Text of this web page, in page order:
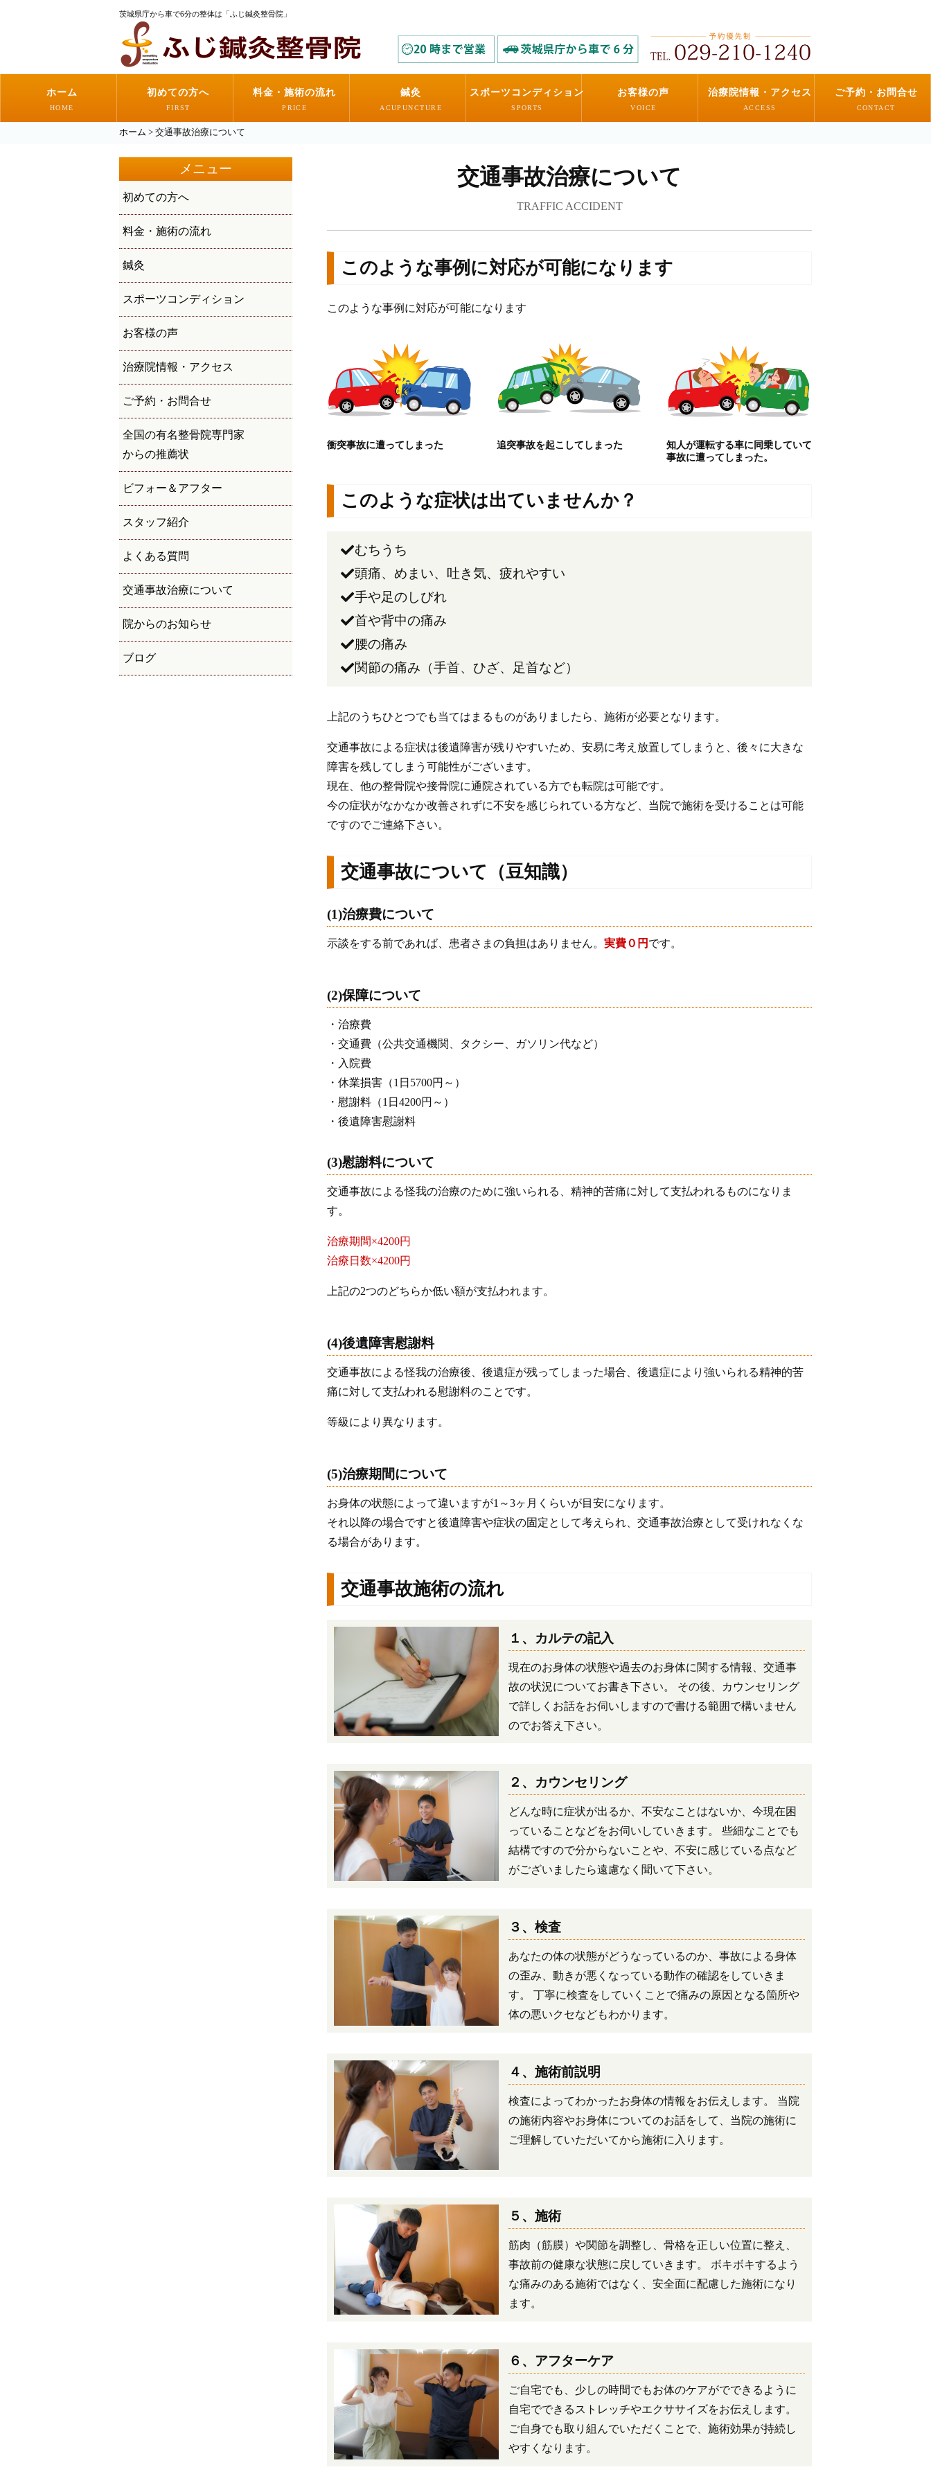
茨城県庁から車で6分の整体は「ふじ鍼灸整骨院」
ホーム
HOME
初めての方へ
FIRST
料金・施術の流れ
PRICE
鍼灸
ACUPUNCTURE
スポーツコンディション
SPORTS
お客様の声
VOICE
治療院情報・アクセス
ACCESS
ご予約・お問合せ
CONTACT
ホーム > 交通事故治療について
メニュー
初めての方へ
料金・施術の流れ
鍼灸
スポーツコンディション
お客様の声
治療院情報・アクセス
ご予約・お問合せ
全国の有名整骨院専門家
からの推薦状
ビフォー＆アフター
スタッフ紹介
よくある質問
交通事故治療について
院からのお知らせ
ブログ
交通事故治療について
TRAFFIC ACCIDENT
このような事例に対応が可能になります
このような事例に対応が可能になります
衝突事故に遭ってしまった 追突事故を起こしてしまった
知人が運転する車に同乗していて
事故に遭ってしまった。
このような症状は出ていませんか？
むちうち
頭痛、めまい、吐き気、疲れやすい
手や足のしびれ
首や背中の痛み
腰の痛み
関節の痛み（手首、ひざ、足首など）
上記のうちひとつでも当てはまるものがありましたら、施術が必要となります。
交通事故による症状は後遺障害が残りやすいため、安易に考え放置してしまうと、後々に大きな
障害を残してしまう可能性がございます。
現在、他の整骨院や接骨院に通院されている方でも転院は可能です。
今の症状がなかなか改善されずに不安を感じられている方など、当院で施術を受けることは可能
ですのでご連絡下さい。
交通事故について（豆知識）
(1)治療費について
示談をする前であれば、患者さまの負担はありません。 実費０円 です。
(2)保障について
・治療費
・交通費（公共交通機関、タクシー、ガソリン代など）
・入院費
・休業損害（1日5700円～）
・慰謝料（1日4200円～）
・後遺障害慰謝料
(3)慰謝料について
交通事故による怪我の治療のために強いられる、精神的苦痛に対して支払われるものになりま
す。
治療期間×4200円
治療日数×4200円
上記の2つのどちらか低い額が支払われます。
(4)後遺障害慰謝料
交通事故による怪我の治療後、後遺症が残ってしまった場合、後遺症により強いられる精神的苦
痛に対して支払われる慰謝料のことです。
等級により異なります。
(5)治療期間について
お身体の状態によって違いますが1～3ヶ月くらいが目安になります。
それ以降の場合ですと後遺障害や症状の固定として考えられ、交通事故治療として受けれなくな
る場合があります。
交通事故施術の流れ
１、カルテの記入
現在のお身体の状態や過去のお身体に関する情報、交通事
故の状況についてお書き下さい。 その後、カウンセリング
で詳しくお話をお伺いしますので書ける範囲で構いません
のでお答え下さい。
２、カウンセリング
どんな時に症状が出るか、不安なことはないか、今現在困
っていることなどをお伺いしていきます。 些細なことでも
結構ですので分からないことや、不安に感じている点など
がございましたら遠慮なく聞いて下さい。
３、検査
あなたの体の状態がどうなっているのか、事故による身体
の歪み、動きが悪くなっている動作の確認をしていきま
す。 丁寧に検査をしていくことで痛みの原因となる箇所や
体の悪いクセなどもわかります。
４、施術前説明
検査によってわかったお身体の情報をお伝えします。 当院
の施術内容やお身体についてのお話をして、当院の施術に
ご理解していただいてから施術に入ります。
５、施術
筋肉（筋膜）や関節を調整し、骨格を正しい位置に整え、
事故前の健康な状態に戻していきます。 ボキボキするよう
な痛みのある施術ではなく、安全面に配慮した施術になり
ます。
６、アフターケア
ご自宅でも、少しの時間でもお体のケアがでできるように
自宅でできるストレッチやエクササイズをお伝えします。
ご自身でも取り組んでいただくことで、施術効果が持続し
やすくなります。